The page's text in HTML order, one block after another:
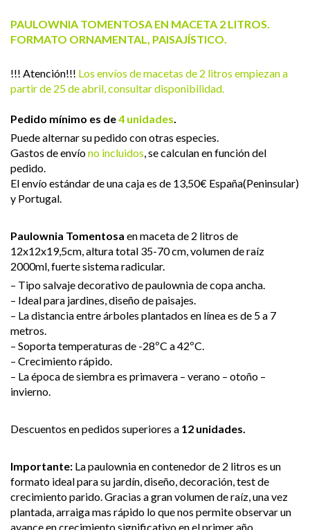
PAULOWNIA TOMENTOSA EN MACETA 2 LITROS.
FORMATO ORNAMENTAL, PAISAJÍSTICO.
!!! Atención!!! Los envíos de macetas de 2 litros empiezan a
partir de 25 de abril, consultar disponibilidad.
Pedido mínimo es de4 unidades.
Puede alternar su pedido con otras especies.
Gastos de envíono incluidos, se calculan en función del
pedido.
El envío estándar de una caja es de 13,50€ España(Peninsular)
y Portugal.
Paulownia Tomentosa en maceta de 2 litros de
12x12x19,5cm, altura total 35-70 cm, volumen de raíz
2000ml, fuerte sistema radicular.
– Tipo salvaje decorativo de paulownia de copa ancha.
– Ideal para jardines, diseño de paisajes.
– La distancia entre árboles plantados en línea es de 5 a 7
metros.
– Soporta temperaturas de -28ºC a 42ºC.
– Crecimiento rápido.
– La época de siembra es primavera – verano – otoño –
invierno.
Descuentos en pedidos superiores a 12 unidades.
Importante: La paulownia en contenedor de 2 litros es un
formato ideal para su jardín, diseño, decoración, test de
crecimiento parido. Gracias a gran volumen de raíz, una vez
plantada, arraiga mas rápido lo que nos permite observar un
avance en crecimiento significativo en el primer año.